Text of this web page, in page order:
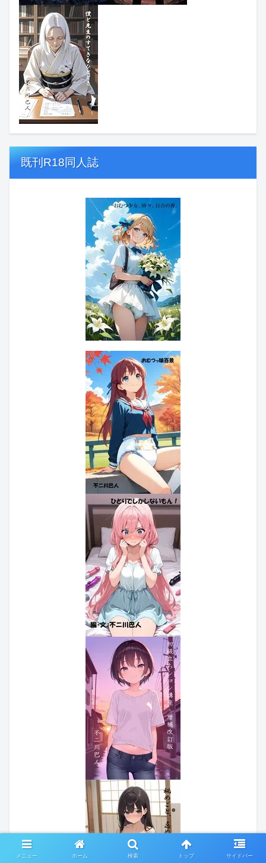
既刊R18同人誌
メニュー ホーム 検索 トップ サイドバー